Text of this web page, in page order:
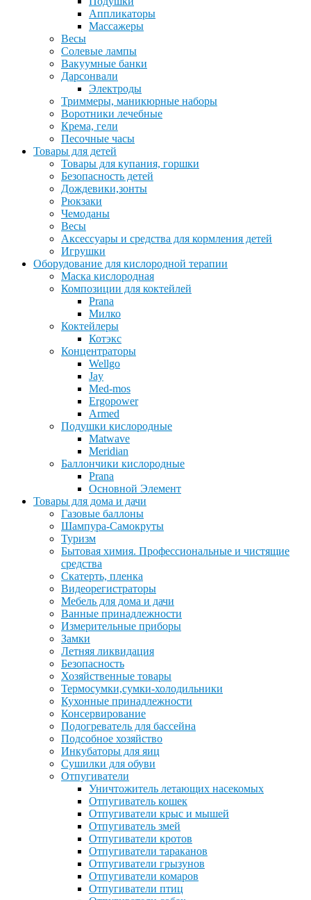
Аппликаторы
Массажеры
Весы
Солевые лампы
Вакуумные банки
Дарсонвали
Электроды
Триммеры, маникюрные наборы
Воротники лечебные
Крема, гели
Песочные часы
Товары для детей
Товары для купания, горшки
Безопасность детей
Дождевики,зонты
Рюкзаки
Чемоданы
Весы
Аксессуары и средства для кормления детей
Игрушки
Оборудование для кислородной терапии
Маска кислородная
Композиции для коктейлей
Prana
Милко
Коктейлеры
Котэкс
Концентраторы
Wellgo
Jay
Med-mos
Ergopower
Armed
Подушки кислородные
Matwave
Meridian
Баллончики кислородные
Prana
Основной Элемент
Товары для дома и дачи
Газовые баллоны
Шампура-Самокруты
Туризм
Бытовая химия. Профессиональные и чистящие
средства
Скатерть, пленка
Видеорегистраторы
Мебель для дома и дачи
Ванные принадлежности
Измерительные приборы
Замки
Летняя ликвидация
Безопасность
Хозяйственные товары
Термосумки,сумки-холодильники
Кухонные принадлежности
Консервирование
Подогреватель для бассейна
Подсобное хозяйство
Инкубаторы для яиц
Сушилки для обуви
Отпугиватели
Уничтожитель летающих насекомых
Отпугиватель кошек
Отпугиватели крыс и мышей
Отпугиватель змей
Отпугиватели кротов
Отпугиватели тараканов
Отпугиватели грызунов
Отпугиватели комаров
Отпугиватели птиц